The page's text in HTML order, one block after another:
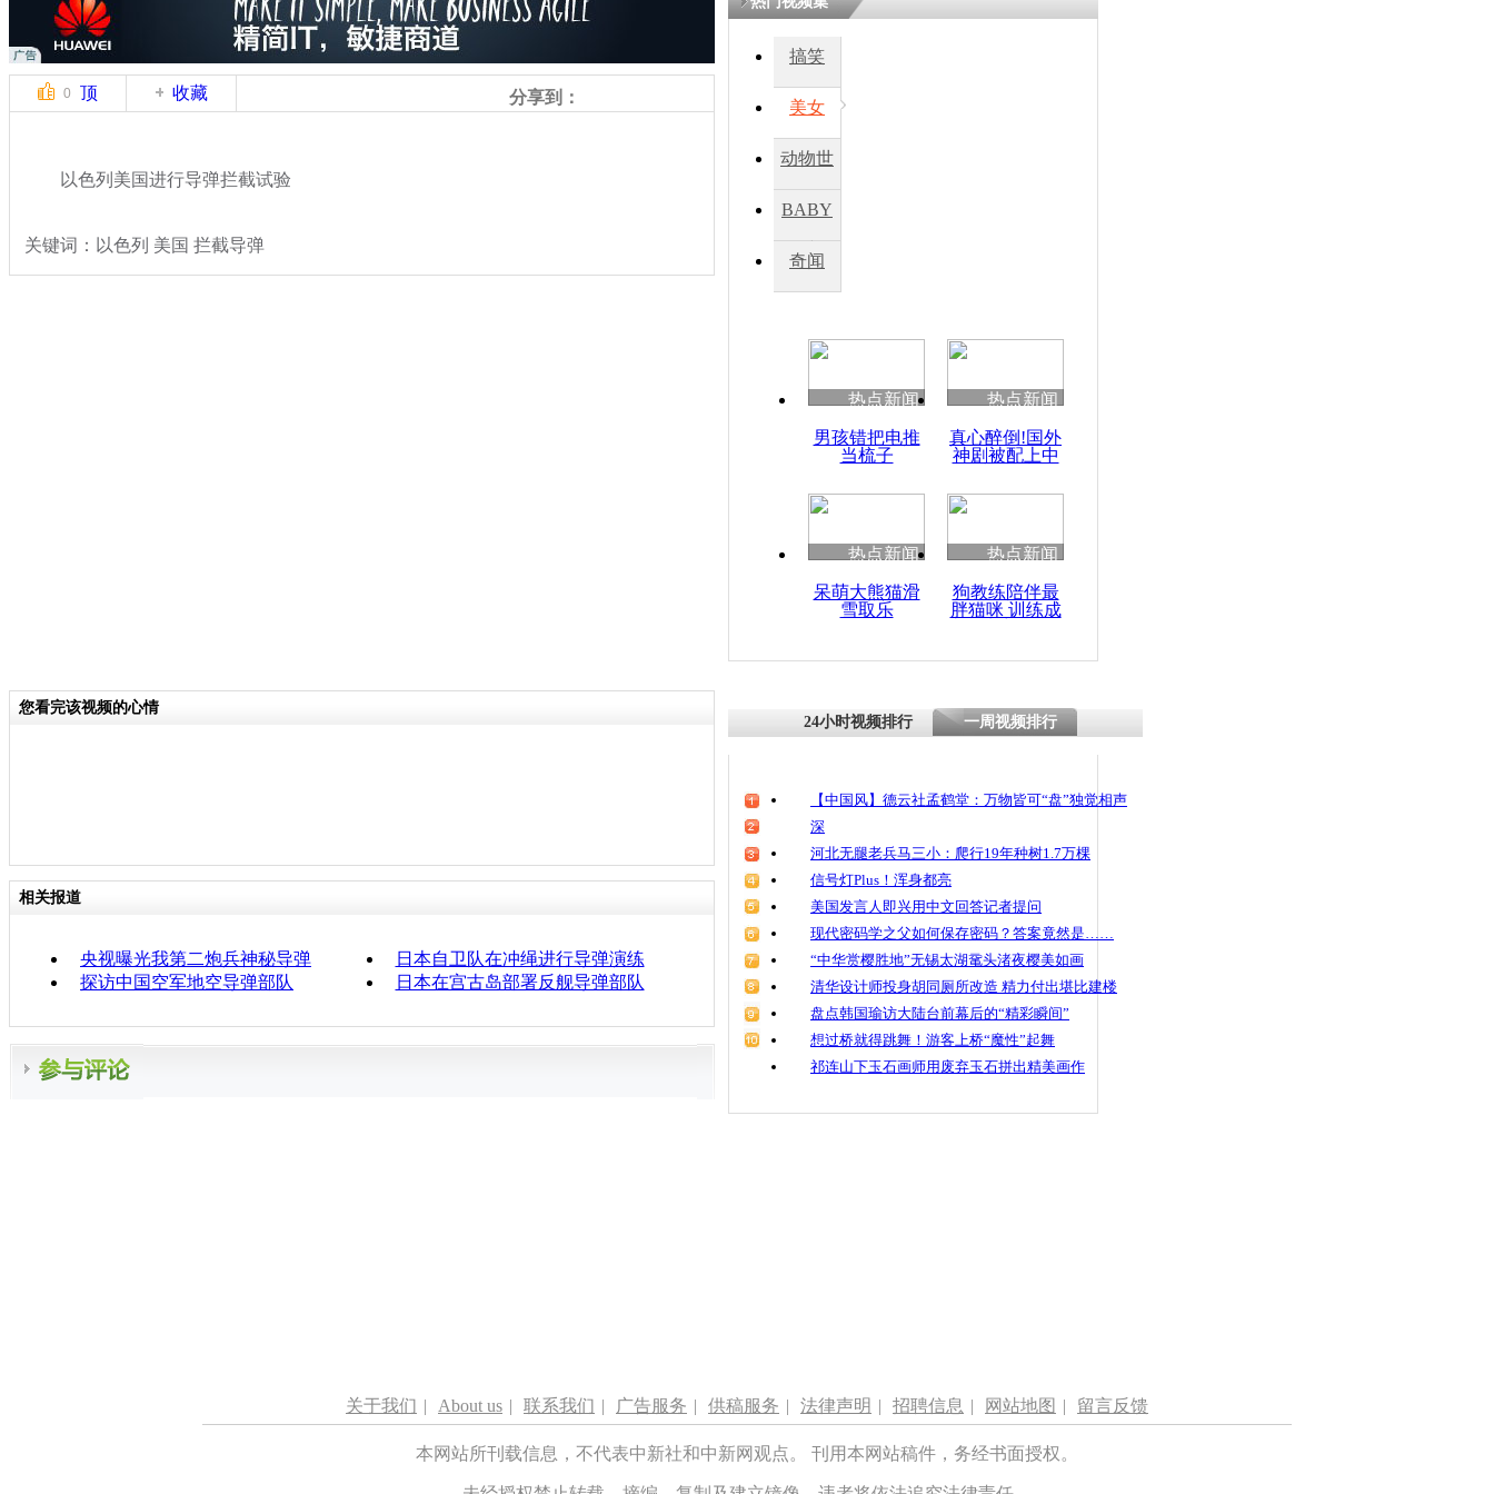
0 顶 收藏 分享到：
以色列美国进行导弹拦截试验
关键词：以色列 美国 拦截导弹
搞笑
美女
动物世
BABY
秀
奇闻
热点新闻
男孩错把电推
当梳子
热点新闻
真心醉倒!国外
神剧被配上中
热点新闻
呆萌大熊猫滑
雪取乐
热点新闻
狗教练陪伴最
胖猫咪 训练成
您看完该视频的心情
相关报道
央视曝光我第二炮兵神秘导弹
日本自卫队在冲绳进行导弹演练
探访中国空军地空导弹部队
日本在宫古岛部署反舰导弹部队
24小时视频排行 一周视频排行
【中国风】德云社孟鹤堂：万物皆可“盘”独觉相声
深
河北无腿老兵马三小：爬行19年种树1.7万棵
信号灯Plus！浑身都亮
美国发言人即兴用中文回答记者提问
现代密码学之父如何保存密码？答案竟然是……
“中华赏樱胜地”无锡太湖鼋头渚夜樱美如画
清华设计师投身胡同厕所改造 精力付出堪比建楼
盘点韩国瑜访大陆台前幕后的“精彩瞬间”
想过桥就得跳舞！游客上桥“魔性”起舞
祁连山下玉石画师用废弃玉石拼出精美画作
关于我们 | About us | 联系我们 | 广告服务 | 供稿服务 | 法律声明 | 招聘信息 | 网站地图 | 留言反馈
本网站所刊载信息，不代表中新社和中新网观点。 刊用本网站稿件，务经书面授权。